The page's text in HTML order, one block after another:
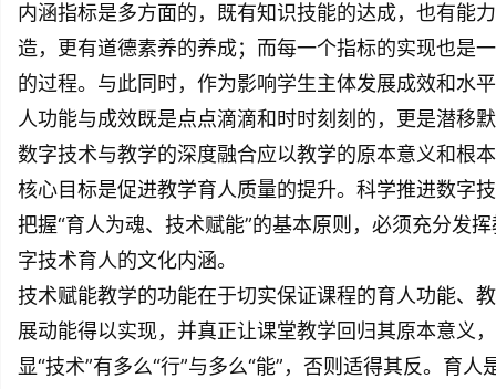
内涵指标是多方面的，既有知识技能的达成，也有能
造，更有道德素养的养成；而每一个指标的实现也是
的过程。与此同时，作为影响学生主体发展成效和
人功能与成效既是点点滴滴和时时刻刻的，更是潜移
数字技术与教学的深度融合应以教学的原本意义和根
核心目标是促进教学育人质量的提升。科学推进数字
把握“育人为魂、技术赋能”的基本原则，必须充分发
字技术育人的文化内涵。
技术赋能教学的功能在于切实保证课程的育人功能、
展动能得以实现，并真正让课堂教学回归其原本意义
显“技术”有多么“行”与多么“能”，否则适得其反。育